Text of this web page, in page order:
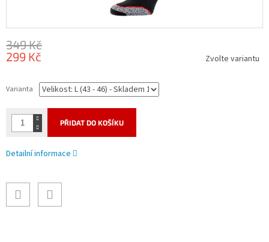
349 Kč
299 Kč
cena:
Zvolte variantu
Varianta
PŘIDAT DO KOŠÍKU
Detailní informace